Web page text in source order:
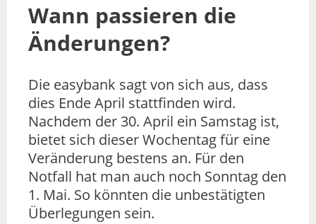
Wann passieren die
Änderungen?
Die easybank sagt von sich aus, dass
dies Ende April stattfinden wird.
Nachdem der 30. April ein Samstag ist,
bietet sich dieser Wochentag für eine
Veränderung bestens an. Für den
Notfall hat man auch noch Sonntag den
1. Mai. So könnten die unbestätigten
Überlegungen sein.